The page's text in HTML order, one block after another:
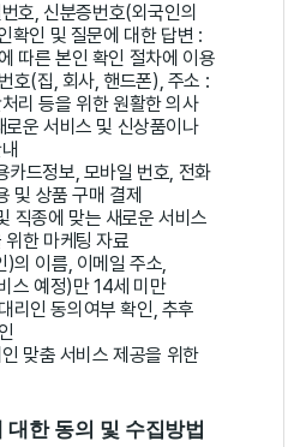
호, 신분증번호(외국인의
확인 및 질문에 대한 답변 :
따른 본인 확인 절차에 이용
호(집, 회사, 핸드폰), 주소 :
리 등을 위한 원활한 의사
운 서비스 및 신상품이나
카드정보, 모바일 번호, 전화
및 상품 구매 결제
직종에 맞는 새로운 서비스
위한 마케팅 자료
의 이름, 이메일 주소,
스 예정)만 14세 미만
리인 동의여부 확인, 추후
맞춤 서비스 제공을 위한
대한 동의 및 수집방법